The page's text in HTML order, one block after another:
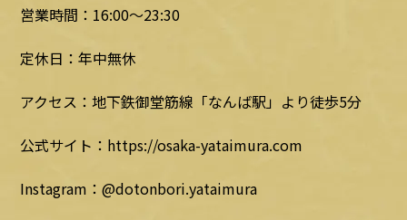
営業時間：16:00～23:30
定休日：年中無休
アクセス：地下鉄御堂筋線「なんば駅」より徒歩5分
公式サイト：https://osaka-yataimura.com
Instagram：@dotonbori.yataimura